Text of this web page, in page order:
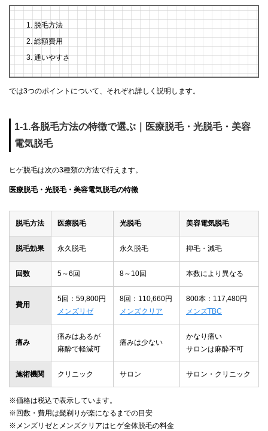
脱毛方法
総額費用
通いやすさ
では3つのポイントについて、それぞれ詳しく説明します。
1-1.各脱毛方法の特徴で選ぶ｜医療脱毛・光脱毛・美容
電気脱毛
ヒゲ脱毛は次の3種類の方法で行えます。
医療脱毛・光脱毛・美容電気脱毛の特徴
脱毛方法 医療脱毛 光脱毛 美容電気脱毛
脱毛効果 永久脱毛 永久脱毛 抑毛・減毛
回数 5～6回 8～10回 本数により異なる
費用
5回：59,800円
メンズリゼ
8回：110,660円
メンズクリア
800本：117,480円
メンズTBC
痛み
痛みはあるが
麻酔で軽減可
痛みは少ない
かなり痛い
サロンは麻酔不可
施術機関 クリニック サロン サロン・クリニック
※価格は税込で表示しています。
※回数・費用は髭剃りが楽になるまでの目安
※メンズリゼとメンズクリアはヒゲ全体脱毛の料金